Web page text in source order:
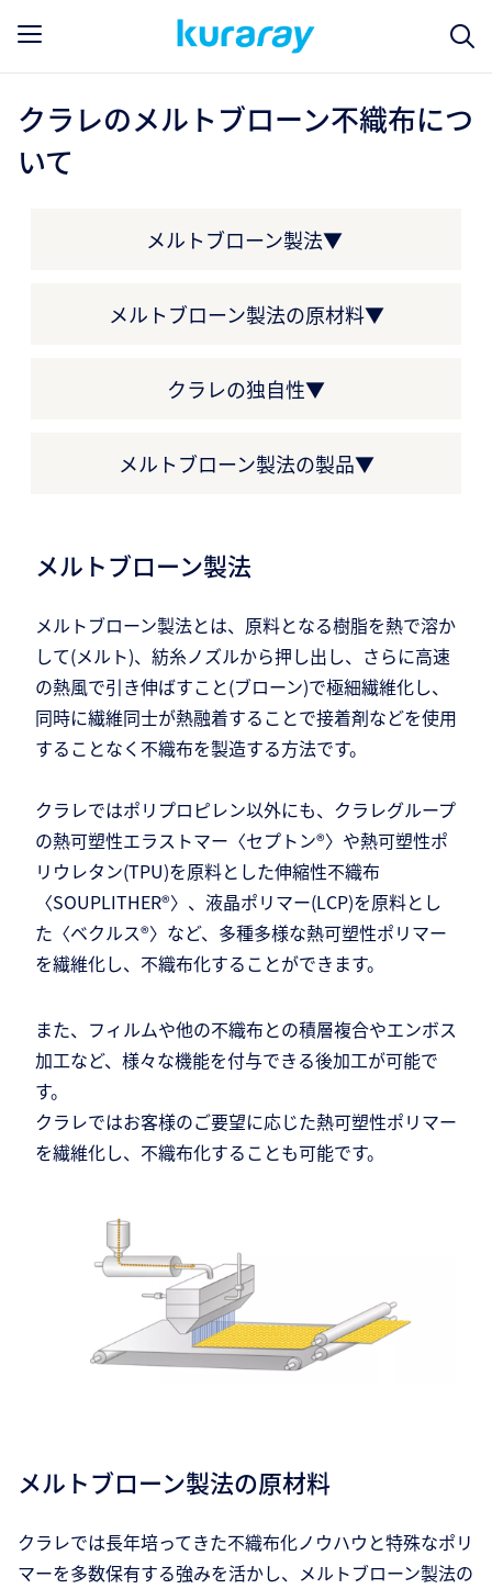
クラレのメルトブローン不織布につ
いて
メルトブローン製法▼
メルトブローン製法の原材料▼
クラレの独自性▼
メルトブローン製法の製品▼
メルトブローン製法
メルトブローン製法とは、原料となる樹脂を熱で溶か
して(メルト)、紡糸ノズルから押し出し、さらに高速
の熱風で引き伸ばすこと(ブローン)で極細繊維化し、
同時に繊維同士が熱融着することで接着剤などを使用
することなく不織布を製造する方法です。
クラレではポリプロピレン以外にも、クラレグループ
の熱可塑性エラストマー〈セプトン®〉や熱可塑性ポ
リウレタン(TPU)を原料とした伸縮性不織布
〈SOUPLITHER®〉、液晶ポリマー(LCP)を原料とし
た〈ベクルス®〉など、多種多様な熱可塑性ポリマー
を繊維化し、不織布化することができます。
また、フィルムや他の不織布との積層複合やエンボス
加工など、様々な機能を付与できる後加工が可能で
す。
クラレではお客様のご要望に応じた熱可塑性ポリマー
を繊維化し、不織布化することも可能です。
メルトブローン製法の原材料
クラレでは長年培ってきた不織布化ノウハウと特殊なポリ
マーを多数保有する強みを活かし、メルトブローン製法の